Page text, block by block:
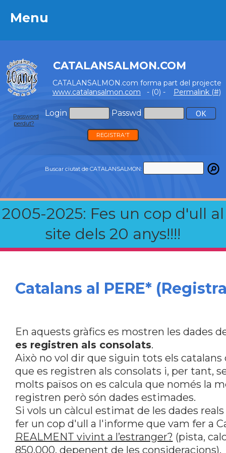
Menu
CATALANSALMON.COM
CATALANSALMON.com forma part del projecte
www.catalansalmon.com - (0) - Permalink (#)
Login Passwd
Password
perdut?
REGISTRA'T
Buscar ciutat de CATALANSALMON:
2005-2025: Fes un cop d'ull al
site dels 20 anys!!!!
Menu
Catalans al PERE*
En aquests gràfics es mostren les dades
es registren als consolats.
Això no vol dir que siguin tots els
que es registren als consolats i, per tant,
molts països on es calcula que només la
registren però són dades estimades.
Si vols un càlcul estimat de les dades
fer un cop d'ull a l'informe que vam fer a
REALMENT vivint a l’estranger? (pista,
850.000, depenent de les consideracions).